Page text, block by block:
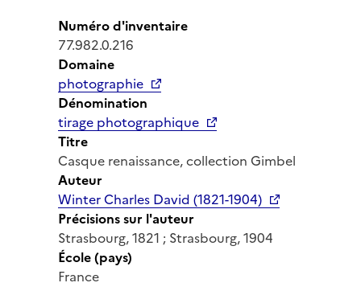
Numéro d'inventaire
77.982.0.216
Domaine
photographie
Dénomination
tirage photographique
Titre
Casque renaissance, collection Gimbel
Auteur
Winter Charles David (1821-1904)
Précisions sur l'auteur
Strasbourg, 1821 ; Strasbourg, 1904
École (pays)
France